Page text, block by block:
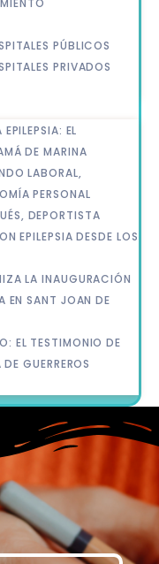
PÚBLICOS
PRIVADOS
EL
DE MARINA
LABORAL,
PERSONAL
DEPORTISTA
EPILEPSIA DESDE LOS
LA INAUGURACIÓN
EN SANT JOAN DE
EL TESTIMONIO DE
GUERREROS